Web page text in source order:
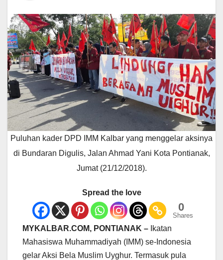
Puluhan kader DPD IMM Kalbar yang menggelar aksinya
di Bundaran Digulis, Jalan Ahmad Yani Kota Pontianak,
Jumat (21/12/2018).
Spread the love
0
Shares
MYKALBAR.COM, PONTIANAK – Ikatan
Mahasiswa Muhammadiyah (IMM) se-Indonesia
gelar Aksi Bela Muslim Uyghur. Termasuk pula